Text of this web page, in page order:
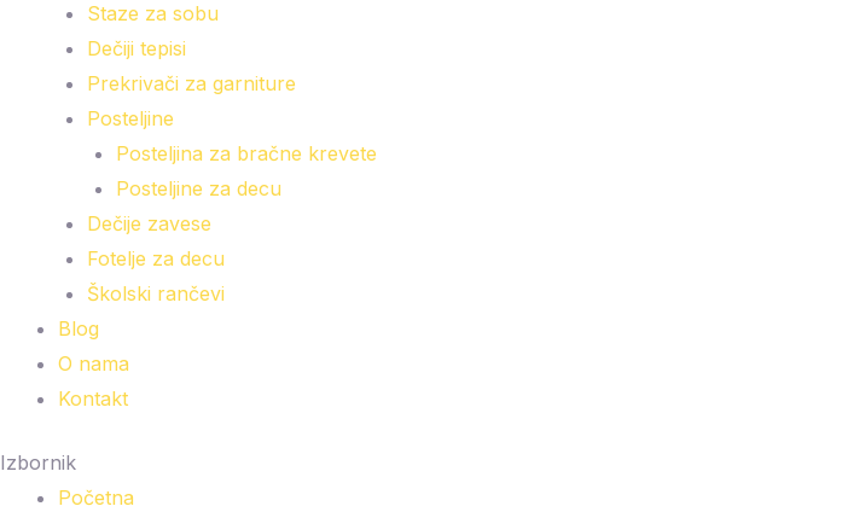
Staze za sobu
Dečiji tepisi
Prekrivači za garniture
Posteljine
Posteljina za bračne krevete
Posteljine za decu
Dečije zavese
Fotelje za decu
Školski rančevi
Blog
O nama
Kontakt
Izbornik
Početna